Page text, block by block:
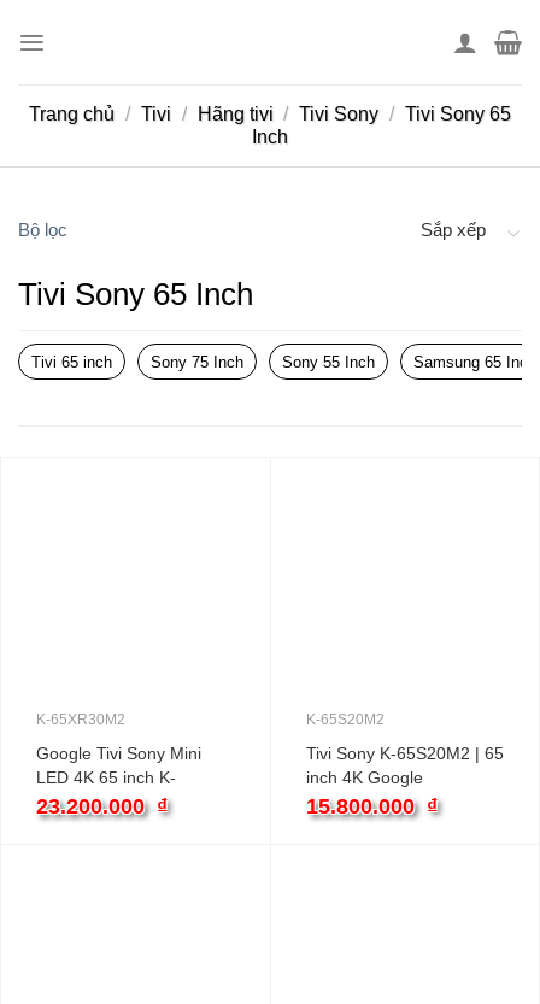
Trang chủ / Tivi / Hãng tivi / Tivi Sony / Tivi Sony 65
Inch
Bộ lọc Sắp xếp
Tivi Sony 65 Inch
Tivi 65 inch Sony 75 Inch Sony 55 Inch Samsung 65 Inch
K-65XR30M2
Google Tivi Sony Mini
LED 4K 65 inch K-
65XR30M2
23.200.000 ₫
K-65S20M2
Tivi Sony K-65S20M2 | 65
inch 4K Google
15.800.000 ₫